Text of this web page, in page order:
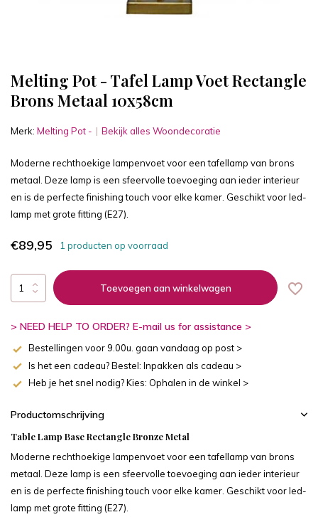
Melting Pot - Tafel Lamp Voet Rectangle
Brons Metaal 10x58cm
Merk: Melting Pot - Bekijk alles Woondecoratie
Moderne rechthoekige lampenvoet voor een tafellamp van brons
metaal. Deze lamp is een sfeervolle toevoeging aan ieder interieur
en is de perfecte finishing touch voor elke kamer. Geschikt voor led-
lamp met grote fitting (E27).
€89,95 1 producten op voorraad
Toevoegen aan winkelwagen
> NEED HELP TO ORDER? E-mail us for assistance >
Bestellingen voor 9.00u. gaan vandaag op post >
Is het een cadeau? Bestel: Inpakken als cadeau >
Heb je het snel nodig? Kies: Ophalen in de winkel >
Productomschrijving
Table Lamp Base Rectangle Bronze Metal
Moderne rechthoekige lampenvoet voor een tafellamp van brons
metaal. Deze lamp is een sfeervolle toevoeging aan ieder interieur
en is de perfecte finishing touch voor elke kamer. Geschikt voor led-
lamp met grote fitting (E27).